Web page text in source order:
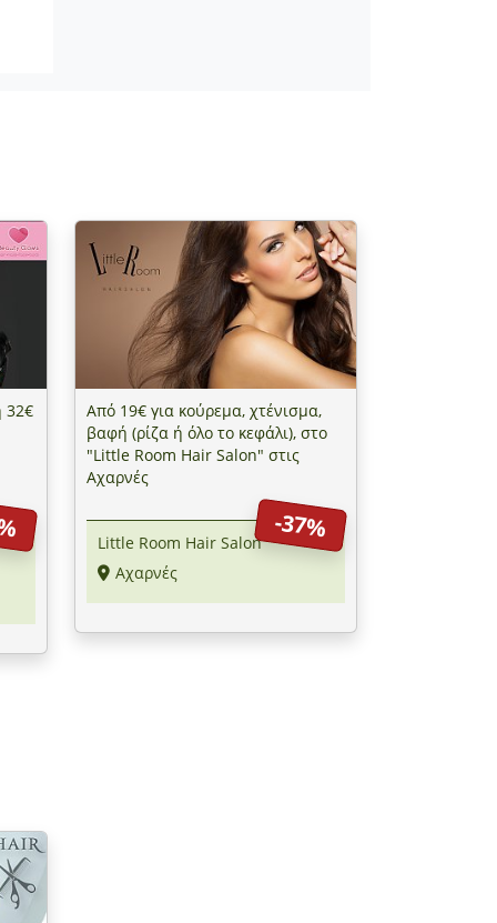
32€
Από 19€ για κούρεμα, χτένισμα,
βαφή (ρίζα ή όλο το κεφάλι), στο
"Little Room Hair Salon" στις
Αχαρνές
-37%
Little Room Hair Salon
Αχαρνές